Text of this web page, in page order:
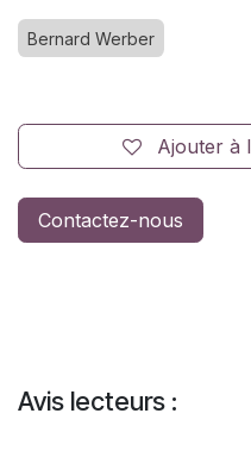
Bernard Werber
Ajouter à
Contactez-nous
Avis lecteurs :